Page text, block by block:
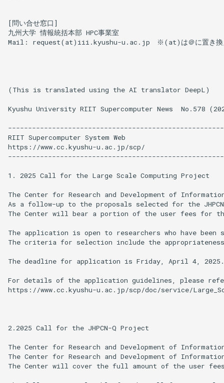
[問い合せ窓口]
九州大学 情報統括本部 HPC事業室
Mail: request(at)iii.kyushu-u.ac.jp　※(at)は＠に置き換
(This is translated using the AI translator DeepL)
Kyushu University RIIT Supercomputer News  No.578
RIIT Supercomputer System Web
https://www.cc.kyushu-u.ac.jp/scp/
1. 2025 Call for the Large Scale Computing Project
The Center for Research and Development of
As a follow-up to the proposals selected for the
The Center will bear a portion of the user fees for
The application is open to researchers who have
The criteria for selection include the
The deadline for application is Friday, April 4, 2025.
For details of the application guidelines, please
https://www.cc.kyushu-u.ac.jp/scp/doc/service/
2.2025 Call for the JHPCN-Q Project
The Center for Research and Development of
The Center for Research and Development of
The Center will cover the full amount of the user